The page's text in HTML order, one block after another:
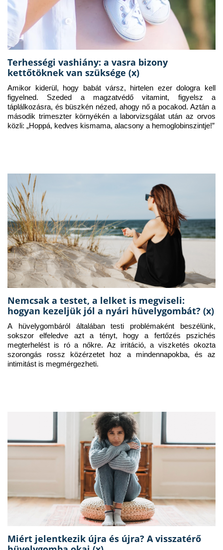
Terhességi vashiány: a vasra bizony
kettőtöknek van szüksége (x)
Amikor kiderül, hogy babát vársz, hirtelen ezer dologra kell
figyelned. Szeded a magzatvédő vitamint, figyelsz a
táplálkozásra, és büszkén nézed, ahogy nő a pocakod. Aztán a
második trimeszter környékén a laborvizsgálat után az orvos
közli: „Hoppá, kedves kismama, alacsony a hemoglobinszintje!”
Nemcsak a testet, a lelket is megviseli:
hogyan kezeljük jól a nyári hüvelygombát? (x)
A hüvelygombáról általában testi problémaként beszélünk,
sokszor elfeledve azt a tényt, hogy a fertőzés pszichés
megterhelést is ró a nőkre. Az irritáció, a viszketés okozta
szorongás rossz közérzetet hoz a mindennapokba, és az
intimitást is megmérgezheti.
Miért jelentkezik újra és újra? A visszatérő